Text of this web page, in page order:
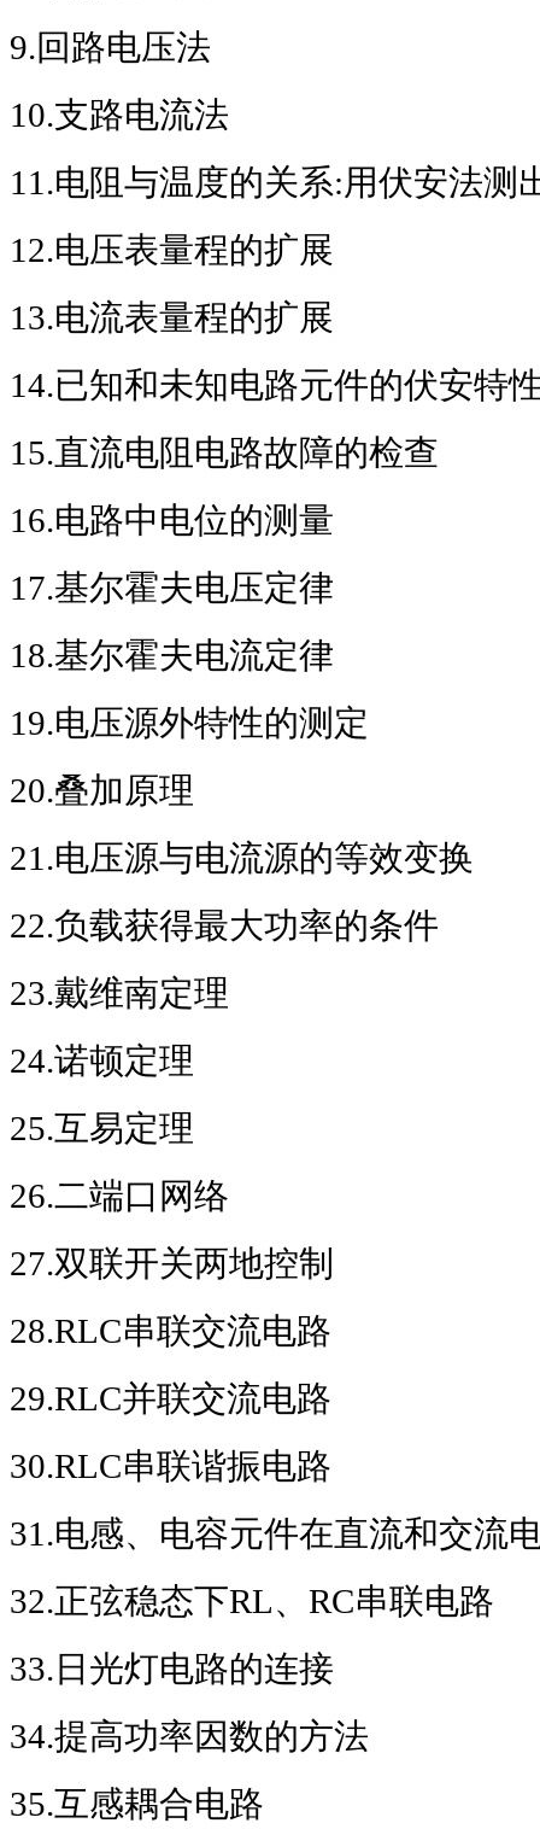
9.回路电压法
10.支路电流法
11.电阻与温度的关系:用伏安法测
12.电压表量程的扩展
13.电流表量程的扩展
14.已知和未知电路元件的伏安特
15.直流电阻电路故障的检查
16.电路中电位的测量
17.基尔霍夫电压定律
18.基尔霍夫电流定律
19.电压源外特性的测定
20.叠加原理
21.电压源与电流源的等效变换
22.负载获得最大功率的条件
23.戴维南定理
24.诺顿定理
25.互易定理
26.二端口网络
27.双联开关两地控制
28.RLC串联交流电路
29.RLC并联交流电路
30.RLC串联谐振电路
31.电感、电容元件在直流和交流
32.正弦稳态下RL、 RC串联电路
33. 日光灯电路的连接
34.提高功率因数的方法
35.互感耦合电路